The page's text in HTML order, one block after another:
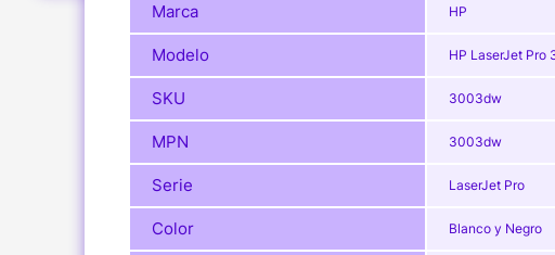
Marca HP
Modelo HP LaserJet Pro
SKU 3003dw
MPN 3003dw
Serie LaserJet Pro
Color Blanco y Negro